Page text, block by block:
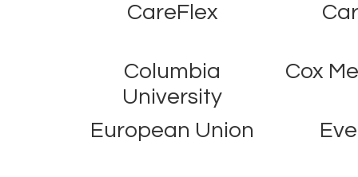
CareFlex
Columbia
University
Cox
European Union